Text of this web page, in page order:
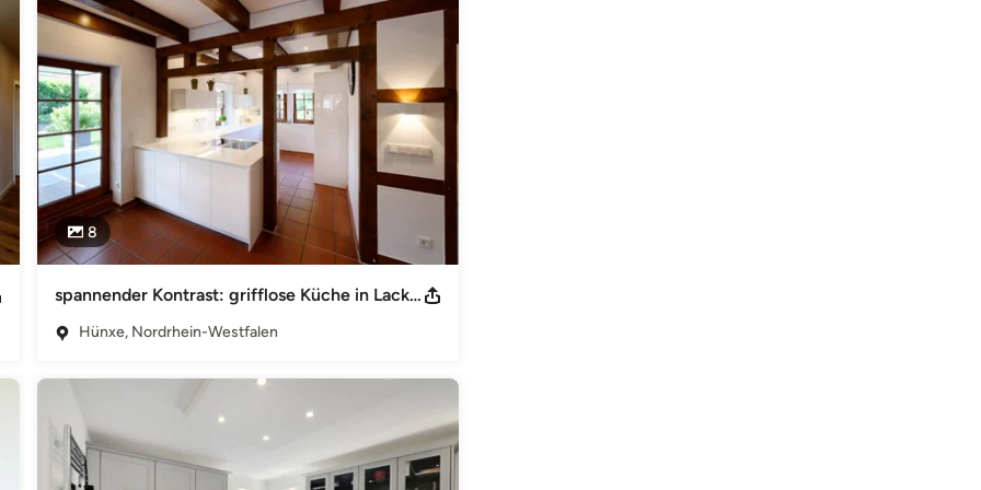
zu schaffen, zugleich aber auch die menschliche Sehnsucht
mit kreativem Denken den Schritt in die Selbstständigkeit.
„Holzwerkstatt Olaf Törkel“ aus Dinslaken ausgeführt.
23 Fax:02858 - 83 80 24 Inhaberin:Frau Gabriele Koop-Törkel
USt-IdNr:DE 814 475 383 E-Mail:info@kuechenstil-huenxe.de
8
spannender Kontrast: grifflose Küche in Lack weiß im Fachwerkhaus eingebettet
Hünxe, Nordrhein-Westfalen